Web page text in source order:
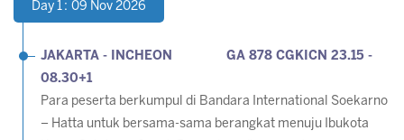
Day 1 : 09 Nov 2026
JAKARTA - INCHEON GA 878 CGKICN 23.15 -
08.30+1
Para peserta berkumpul di Bandara International Soekarno
– Hatta untuk bersama-sama berangkat menuju Ibukota